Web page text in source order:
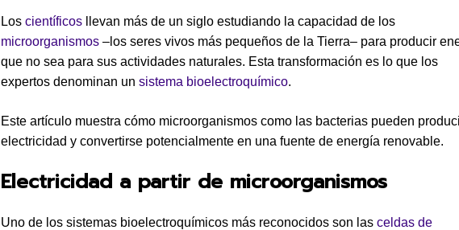
Los científicos llevan más de un siglo estudiando la capacidad de los
microorganismos –los seres vivos más pequeños de la Tierra– para producir
que no sea para sus actividades naturales. Esta transformación es lo que los
expertos denominan un sistema bioelectroquímico.
Este artículo muestra cómo microorganismos como las bacterias pueden
electricidad y convertirse potencialmente en una fuente de energía renovable.
Electricidad a partir de microorganismos
Uno de los sistemas bioelectroquímicos más reconocidos son las celdas de